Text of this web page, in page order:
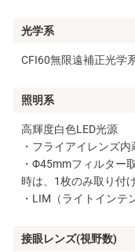
光学系
CFI60無限遠補正光学
照明系
高輝度白色LED光源
・フライアイレンズ内
・Φ45mmフィルター
時は、1枚のみ取り付け
・LIM（ライトインテ
接眼レンズ(視野数)